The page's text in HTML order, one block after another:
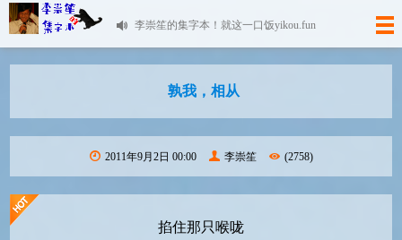
李崇笙的集字本！就这一口饭yikou.fun
孰我，相从
2011年9月2日 00:00 李崇笙 (2758)
掐住那只喉咙